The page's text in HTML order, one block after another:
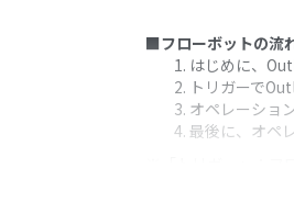
■フローボットの流
はじめに、
トリガーで
オペレーショ
最後に、オペ